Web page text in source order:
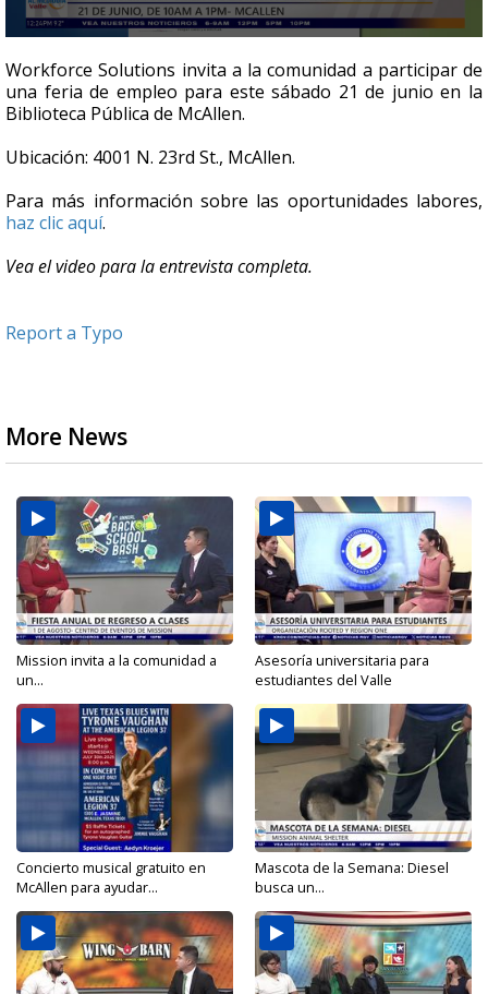
seconds
of
4
minutes,
seconds
Workforce Solutions invita a la comunidad a participar de
una feria de empleo para este sábado 21 de junio en la
Biblioteca Pública de McAllen.
Ubicación: 4001 N. 23rd St., McAllen.
Para más información sobre las oportunidades labores,
haz clic aquí.
Vea el video para la entrevista completa.
Report a Typo
More News
Mission invita a la comunidad a
un...
Asesoría universitaria para
estudiantes del Valle
Concierto musical gratuito en
McAllen para ayudar...
Mascota de la Semana: Diesel
busca un...